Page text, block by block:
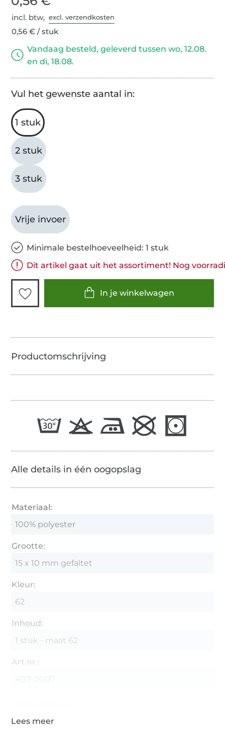
incl. btw,excl. verzendkosten
0,56 € / stuk
Vandaag besteld, geleverd tussen wo, 12.08.
en di, 18.08.
Vul het gewenste aantal in:
1 stuk
2 stuk
3 stuk
Vrije invoer
Minimale bestelhoeveelheid: 1 stuk
Dit artikel gaat uit het assortiment! Nog
In je winkelwagen
Alle details in één oogopslag
Materiaal:
100% polyester
Grootte:
15 x 10 mm gefaltet
Kleur:
62
Inhoud:
1 stuk - maat 62
Art.nr.: